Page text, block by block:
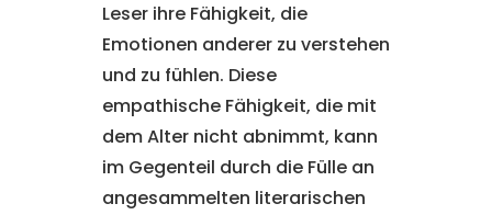
Leser ihre Fähigkeit, die
Emotionen anderer zu verstehen
und zu fühlen. Diese
empathische Fähigkeit, die mit
dem Alter nicht abnimmt, kann
im Gegenteil durch die Fülle an
angesammelten literarischen